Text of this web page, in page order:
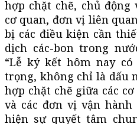
hợp chặt chẽ, chủ động
cơ quan, đơn vị liên
bị các điều kiện cần
dịch các-bon trong
“Lễ ký kết hôm nay
trọng, không chỉ là dấu
hợp chặt chẽ giữa các
và các đơn vị vận
hiện sự quyết tâm